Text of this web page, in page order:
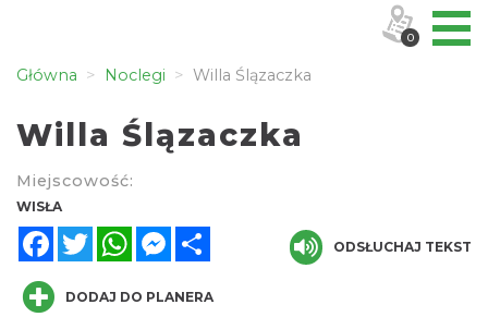
Główna Noclegi Willa Ślązaczka
Willa Ślązaczka
Miejscowość:
WISŁA
FacebookTwitterWhatsAppMessenger
ODSŁUCHAJ TEKST
DODAJ DO PLANERA
0